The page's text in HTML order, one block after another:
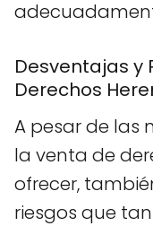
Desventajas y
Derechos
A pesar de las
la venta de
ofrecer,
riesgos que